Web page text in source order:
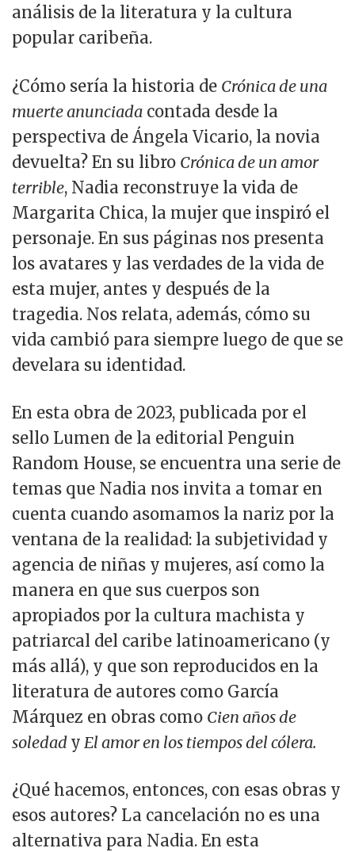
análisis de la literatura y la cultura
popular caribeña.
¿Cómo sería la historia de Crónica de una
muerte anunciada contada desde la
perspectiva de Ángela Vicario, la novia
devuelta? En su libro Crónica de un amor
terrible, Nadia reconstruye la vida de
Margarita Chica, la mujer que inspiró el
personaje. En sus páginas nos presenta
los avatares y las verdades de la vida de
esta mujer, antes y después de la
tragedia. Nos relata, además, cómo su
vida cambió para siempre luego de que se
develara su identidad.
En esta obra de 2023, publicada por el
sello Lumen de la editorial Penguin
Random House, se encuentra una serie de
temas que Nadia nos invita a tomar en
cuenta cuando asomamos la nariz por la
ventana de la realidad: la subjetividad y
agencia de niñas y mujeres, así como la
manera en que sus cuerpos son
apropiados por la cultura machista y
patriarcal del caribe latinoamericano (y
más allá), y que son reproducidos en la
literatura de autores como García
Márquez en obras como Cien años de
soledad y El amor en los tiempos del cólera.
¿Qué hacemos, entonces, con esas obras y
esos autores? La cancelación no es una
alternativa para Nadia. En esta